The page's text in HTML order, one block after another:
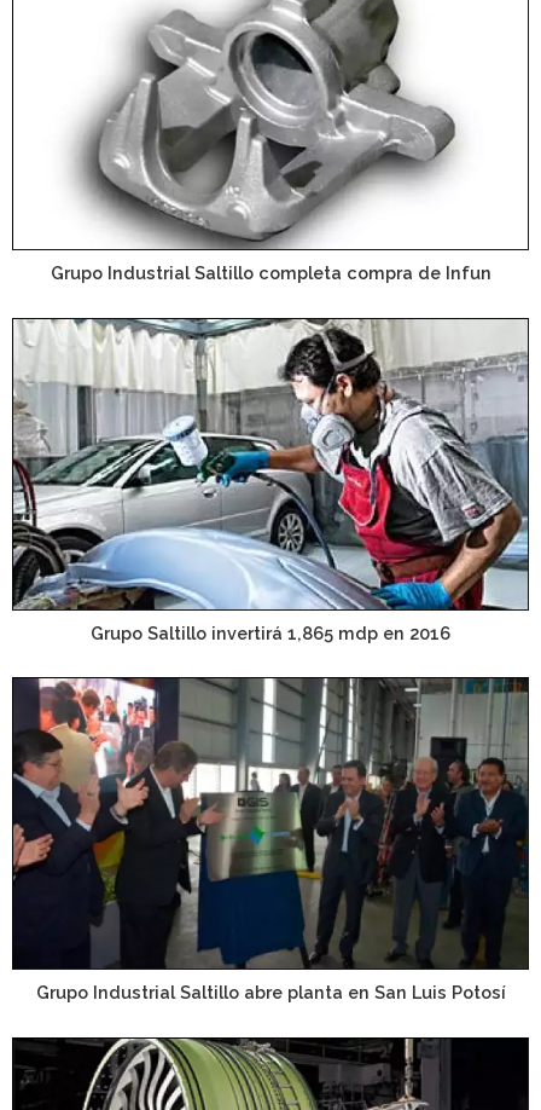
Grupo Industrial Saltillo completa compra de Infun
Grupo Saltillo invertirá 1,865 mdp en 2016
Grupo Industrial Saltillo abre planta en San Luis Potosí